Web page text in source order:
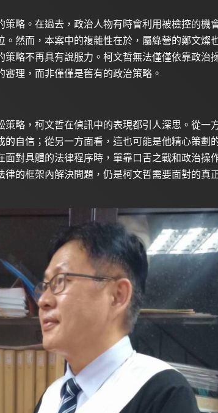
略。在過去，政治人物有時會利用被檢控的機
然而，本案中的複雜性在於，屬綠營的鄭文燦
略不再具有說服力。柯文哲無法僅僅依靠政治
理，而非僅僅是舊有的政治策略。
略，柯文哲在偵訊中的表現都引人深思。從一
自信；從另一方面看，這也可能是他精心策劃
對具體的法律程序時，單靠口舌之戰和政治操
的框架內解決問題，仍是柯文哲需要面對的真